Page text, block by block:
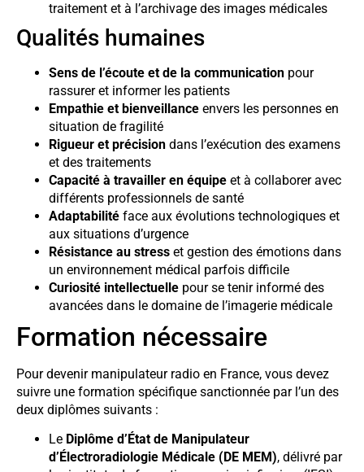
traitement et à l’archivage des images médicales
Qualités humaines
Sens de l’écoute et de la communication pour
rassurer et informer les patients
Empathie et bienveillance envers les personnes en
situation de fragilité
Rigueur et précision dans l’exécution des examens
et des traitements
Capacité à travailler en équipe et à collaborer avec
différents professionnels de santé
Adaptabilité face aux évolutions technologiques et
aux situations d’urgence
Résistance au stress et gestion des émotions dans
un environnement médical parfois difficile
Curiosité intellectuelle pour se tenir informé des
avancées dans le domaine de l’imagerie médicale
Formation nécessaire
Pour devenir manipulateur radio en France, vous devez
suivre une formation spécifique sanctionnée par l’un des
deux diplômes suivants :
Le Diplôme d’État de Manipulateur
d’Électroradiologie Médicale (DE MEM), délivré par